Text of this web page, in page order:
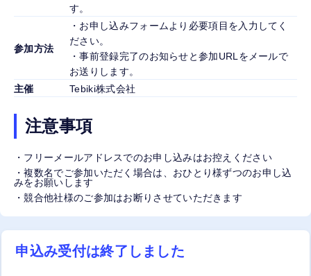
す。
参加方法
・お申し込みフォームより必要項目を入力してく
ださい。
・事前登録完了のお知らせと参加URLをメールで
お送りします。
主催
Tebiki株式会社
注意事項
・フリーメールアドレスでのお申し込みはお控えください
・複数名でご参加いただく場合は、おひとり様ずつのお申し込
みをお願いします
・競合他社様のご参加はお断りさせていただきます
申込み受付は終了しました